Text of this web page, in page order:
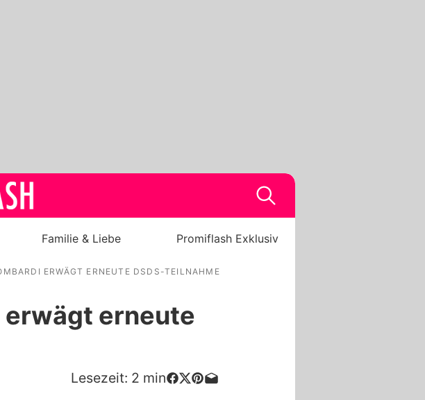
Familie & Liebe Promiflash Exklusiv
ERWÄGT ERNEUTE DSDS-TEILNAHME
erneute
Lesezeit: 2 min